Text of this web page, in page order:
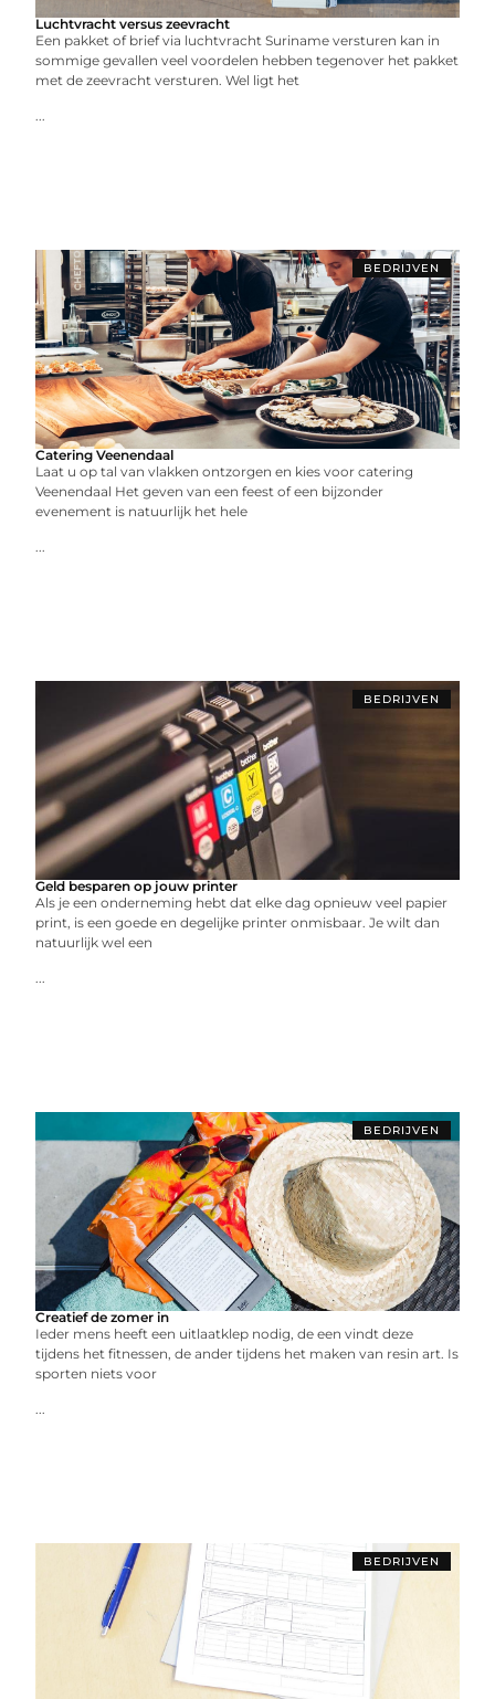
Luchtvracht versus zeevracht
Een pakket of brief via luchtvracht Suriname versturen kan in
sommige gevallen veel voordelen hebben tegenover het pakket
met de zeevracht versturen. Wel ligt het
...
BEDRIJVEN
Catering Veenendaal
Laat u op tal van vlakken ontzorgen en kies voor catering
Veenendaal Het geven van een feest of een bijzonder
evenement is natuurlijk het hele
...
BEDRIJVEN
Geld besparen op jouw printer
Als je een onderneming hebt dat elke dag opnieuw veel papier
print, is een goede en degelijke printer onmisbaar. Je wilt dan
natuurlijk wel een
...
BEDRIJVEN
Creatief de zomer in
Ieder mens heeft een uitlaatklep nodig, de een vindt deze
tijdens het fitnessen, de ander tijdens het maken van resin art. Is
sporten niets voor
...
BEDRIJVEN